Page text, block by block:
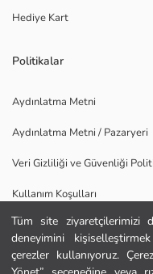
Tüm site ziyaretçilerimizi
deneyimini
çerezler kullanıyoruz.
Hediye Kart
Politikalar
Aydınlatma Metni
Aydınlatma Metni / Pazaryeri
Veri Gizliliği ve Güvenliği
Kullanım Koşulları